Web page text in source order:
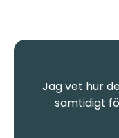
Jag vet hur
samtidigt